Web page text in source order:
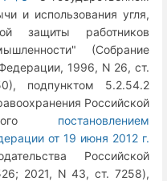
и использования угля,
защиты работников
(Собрание
1996, N 26, ст.
подпунктом 5.2.54.2
Российской
постановлением
от 19 июня 2012 г.
Российской
2021, N 43, ст. 7258),